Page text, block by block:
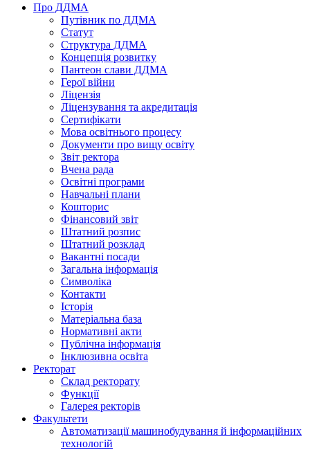
Про ДДМА
Путівник по ДДМА
Статут
Структура ДДМА
Концепція розвитку
Пантеон слави ДДМА
Герої війни
Ліцензія
Ліцензування та акредитація
Сертифікати
Мова освітнього процесу
Документи про вищу освіту
Звіт ректора
Вчена рада
Освітні програми
Навчальні плани
Кошторис
Фінансовий звіт
Штатний розпис
Штатний розклад
Вакантні посади
Загальна інформація
Символіка
Контакти
Історія
Матеріальна база
Нормативні акти
Публічна інформація
Інклюзивна освіта
Ректорат
Склад ректорату
Функції
Галерея ректорів
Факультети
Автоматизації машинобудування й інформаційних
технологій